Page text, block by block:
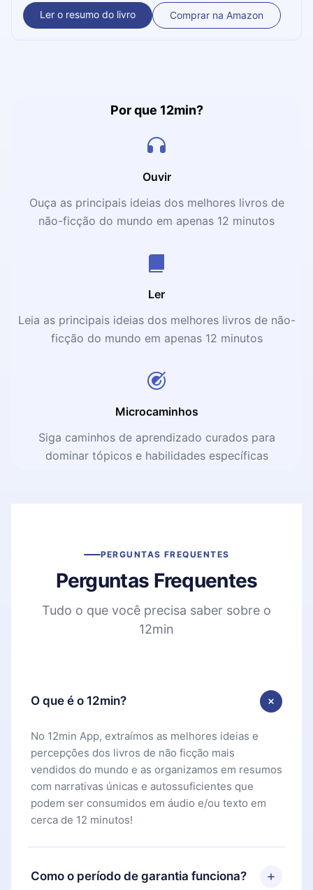
pouco sobre esse cenário, de "Como as Democracias
Morrem". Aqui, é possível fazer uma leitura e uma
cientista político americano, enquanto Ziblatt é um
imensa bagagem profissional, que proporcionam a
livro. Ouça tudo o que eles têm a falar nos próximos 12
Ler o resumo do livro Comprar na Amazon
Por que 12min?
Ouvir
Ouça as principais ideias dos melhores livros de
não-ficção do mundo em apenas 12 minutos
Ler
Leia as principais ideias dos melhores livros de não-
ficção do mundo em apenas 12 minutos
Microcaminhos
Siga caminhos de aprendizado curados para
dominar tópicos e habilidades específicas
PERGUNTAS FREQUENTES
Perguntas Frequentes
Tudo o que você precisa saber sobre o
12min
O que é o 12min?
No 12min App, extraímos as melhores ideias e
percepções dos livros de não ficção mais
vendidos do mundo e as organizamos em resumos
com narrativas únicas e autossuficientes que
podem ser consumidos em áudio e/ou texto em
cerca de 12 minutos!
Como o período de garantia funciona?